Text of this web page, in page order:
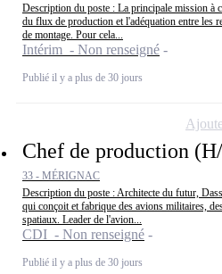
Description du poste : La principale mission à
du flux de production et l'adéquation entre les
de montage. Pour cela...
Intérim - Non renseigné
Publié il y a plus de 30 jours
Chef de production
33 - MÉRIGNAC
Description du poste : Architecte du futur,
qui conçoit et fabrique des avions militaires,
spatiaux. Leader de l'avion...
CDI - Non renseigné
Publié il y a plus de 30 jours